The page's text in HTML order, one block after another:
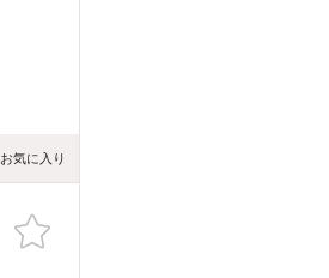
お気に入り